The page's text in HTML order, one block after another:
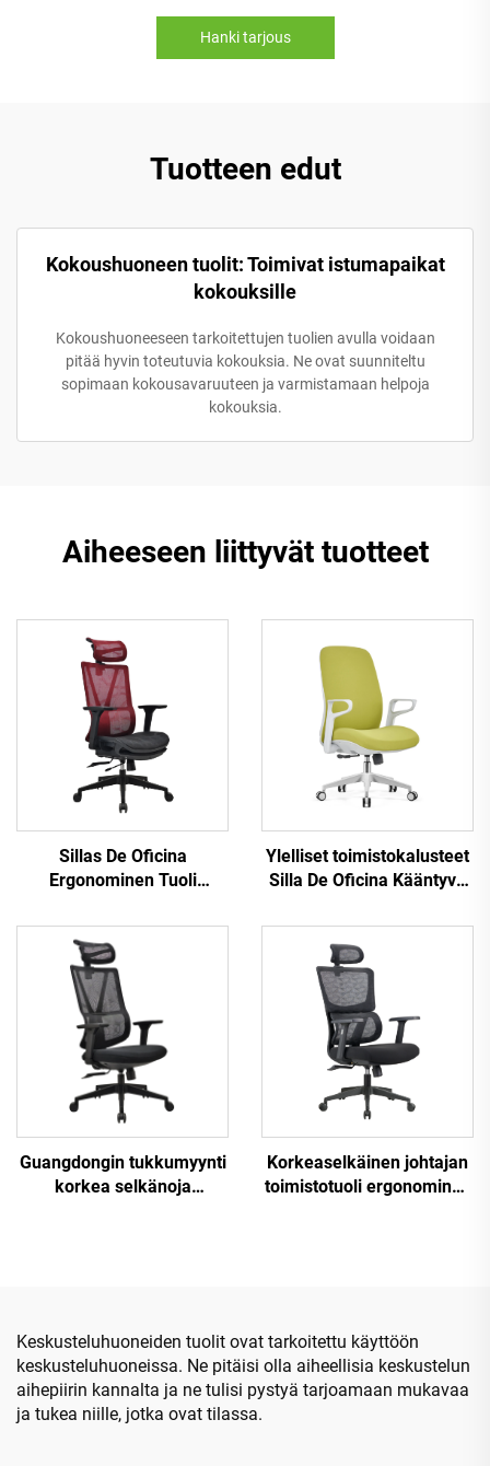
Hanki tarjous
Tuotteen edut
Kokoushuoneen tuolit: Toimivat istumapaikat
kokouksille
Kokoushuoneeseen tarkoitettujen tuolien avulla voidaan
pitää hyvin toteutuvia kokouksia. Ne ovat suunniteltu
sopimaan kokousavaruuteen ja varmistamaan helpoja
kokouksia.
Aiheeseen liittyvät tuotteet
Sillas De Oficina
Ergonominen Tuoli
Musta nailonkehys Mesh
Ergonominen Executive
Office Cadeira De
Escritorio
Ylelliset toimistokalusteet
Silla De Oficina Kääntyvä
Toimistotuoli Työpöytä
Keskiselkä Mesh-tuoli
toimistoon
Guangdongin tukkumyynti
korkea selkänoja
Korkeaselkäinen johtajan
toimistotuoli ergonominen
Keskusteluhuoneiden tuolit ovat tarkoitettu käyttöön
keskusteluhuoneissa. Ne pitäisi olla aiheellisia keskustelun
aihepiirin kannalta ja ne tulisi pystyä tarjoamaan mukavaa
ja tukea niille, jotka ovat tilassa.